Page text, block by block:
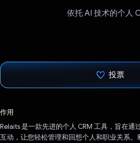
依托 AI 技术的个人
投票
作用
Relaits 是一款先进的个人 CRM 工具，旨在通
互动，让您轻松管理和回想个人和职业关系。